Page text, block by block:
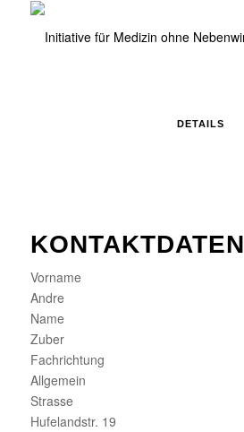
DETAILS
KONTAKTDATEN
Vorname
Andre
Name
Zuber
Fachrichtung
Allgemein
Strasse
Hufelandstr. 19